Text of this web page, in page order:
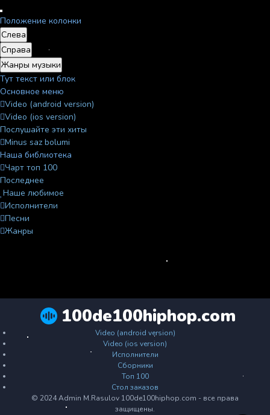
Положение колонки
Слева
Справа
Жанры музыки
Тут текст или блок
Основное меню
Video (android version)
Video (ios version)
Послушайте эти хиты
Minus saz bolumi
Наша библиотека
Чарт топ 100
Последнее
Наше любимое
Исполнители
Песни
Жанры
100de100hiphop.com
Video (android version)
Video (ios version)
Исполнители
Сборники
Топ 100
Стол заказов
© 2024 Admin M.Rasulov 100de100hiphop.com - все права
защищены.